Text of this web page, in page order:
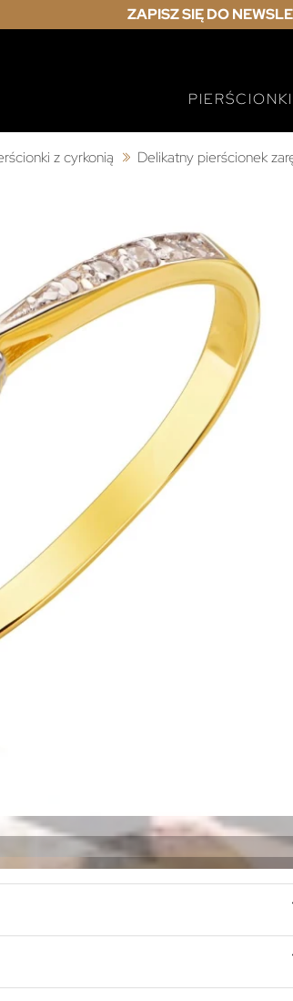
ZAPISZ SIĘ DO
PIERŚCIONKI
z cyrkonią Delikatny pierścionek